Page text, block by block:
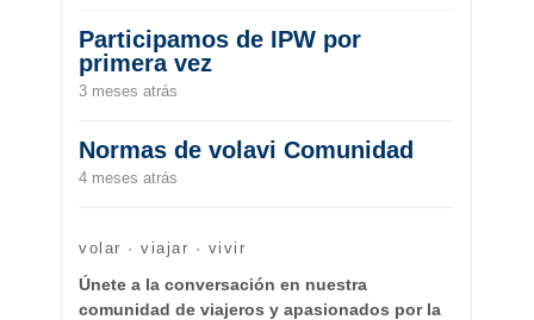
Participamos de IPW por
primera vez
3 meses atrás
Normas de volavi Comunidad
4 meses atrás
volar · viajar · vivir
Únete a la conversación en nuestra
comunidad de viajeros y apasionados por la